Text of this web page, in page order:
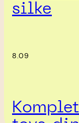
silke
8.09